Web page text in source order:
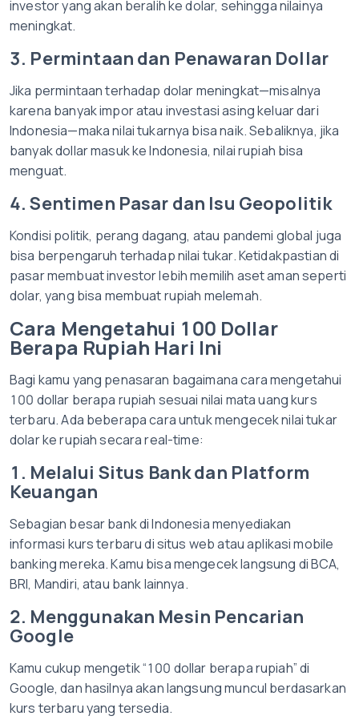
investor yang akan beralih ke dolar, sehingga nilainya
meningkat.
3. Permintaan dan Penawaran Dollar
Jika permintaan terhadap dolar meningkat—misalnya
karena banyak impor atau investasi asing keluar dari
Indonesia—maka nilai tukarnya bisa naik. Sebaliknya, jika
banyak dollar masuk ke Indonesia, nilai rupiah bisa
menguat.
4. Sentimen Pasar dan Isu Geopolitik
Kondisi politik, perang dagang, atau pandemi global juga
bisa berpengaruh terhadap nilai tukar. Ketidakpastian di
pasar membuat investor lebih memilih aset aman seperti
dolar, yang bisa membuat rupiah melemah.
Cara Mengetahui 100 Dollar
Berapa Rupiah Hari Ini
Bagi kamu yang penasaran bagaimana cara mengetahui
100 dollar berapa rupiah sesuai nilai mata uang kurs
terbaru. Ada beberapa cara untuk mengecek nilai tukar
dolar ke rupiah secara real-time:
1. Melalui Situs Bank dan Platform
Keuangan
Sebagian besar bank di Indonesia menyediakan
informasi kurs terbaru di situs web atau aplikasi mobile
banking mereka. Kamu bisa mengecek langsung di BCA,
BRI, Mandiri, atau bank lainnya.
2. Menggunakan Mesin Pencarian
Google
Kamu cukup mengetik “100 dollar berapa rupiah” di
Google, dan hasilnya akan langsung muncul berdasarkan
kurs terbaru yang tersedia.